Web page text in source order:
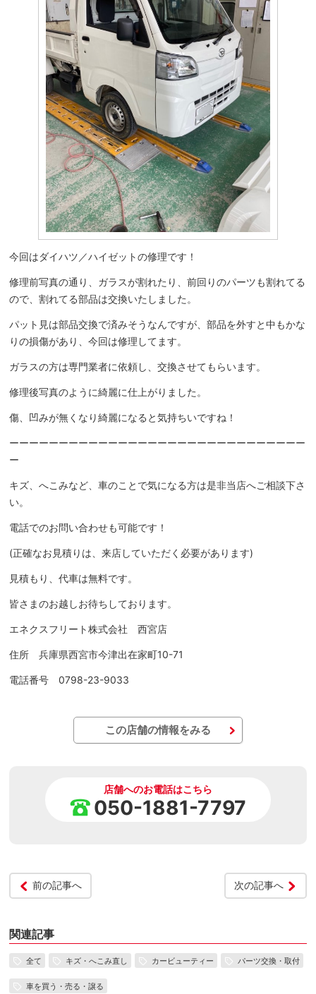
今回はダイハツ／ハイゼットの修理です！
修理前写真の通り、ガラスが割れたり、前回りのパーツも割れてる
ので、割れてる部品は交換いたしました。
パット見は部品交換で済みそうなんですが、部品を外すと中もかな
りの損傷があり、今回は修理してます。
ガラスの方は専門業者に依頼し、交換させてもらいます。
修理後写真のように綺麗に仕上がりました。
傷、凹みが無くなり綺麗になると気持ちいですね！
ーーーーーーーーーーーーーーーーーーーーーーーーーーーーーー
ー
キズ、へこみなど、車のことで気になる方は是非当店へご相談下さ
い。
電話でのお問い合わせも可能です！
(正確なお見積りは、来店していただく必要があります)
見積もり、代車は無料です。
皆さまのお越しお待ちしております。
エネクスフリート株式会社 西宮店
住所 兵庫県西宮市今津出在家町10-71
電話番号 0798-23-9033
この店舗の情報をみる
店舗へのお電話はこちら
050-1881-7797
前の記事へ 次の記事へ
関連記事
全て キズ・へこみ直し カービューティー パーツ交換・取付
車を買う・売る・譲る